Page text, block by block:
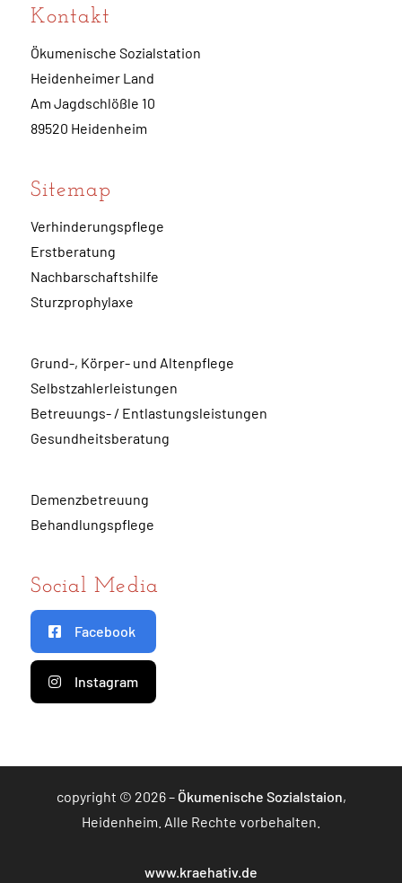
Kontakt
Ökumenische Sozialstation
Heidenheimer Land
Am Jagdschlößle 10
89520 Heidenheim
Sitemap
Verhinderungspflege
Erstberatung
Nachbarschaftshilfe
Sturzprophylaxe
Grund-, Körper- und Altenpflege
Selbstzahlerleistungen
Betreuungs- / Entlastungsleistungen
Gesundheitsberatung
Demenzbetreuung
Behandlungspflege
Social Media
Facebook
Instagram
copyright © 2026 – Ökumenische Sozialstaion,
Heidenheim. Alle Rechte vorbehalten.
www.kraehativ.de